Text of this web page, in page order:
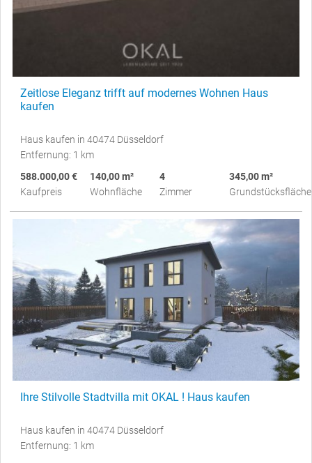
Zeitlose Eleganz trifft auf modernes Wohnen Haus
kaufen
Haus kaufen in 40474 Düsseldorf
Entfernung: 1 km
588.000,00 €
Kaufpreis
140,00 m²
Wohnfläche
4
Zimmer
345,00 m²
Grundstücksfläche
Ihre Stilvolle Stadtvilla mit OKAL ! Haus kaufen
Haus kaufen in 40474 Düsseldorf
Entfernung: 1 km